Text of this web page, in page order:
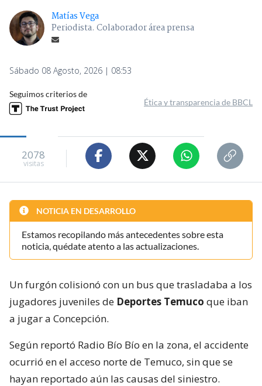
Matías Vega
Periodista. Colaborador área prensa
Sábado 08 Agosto, 2026 | 08:53
Seguimos criterios de
Ética y transparencia de BBCL
2078
visitas
NOTICIA EN DESARROLLO
Estamos recopilando más antecedentes sobre esta
noticia, quédate atento a las actualizaciones.
Un furgón colisionó con un bus que trasladaba a los
jugadores juveniles de Deportes Temuco que iban
a jugar a Concepción.
Según reportó Radio Bío Bío en la zona, el accidente
ocurrió en el acceso norte de Temuco, sin que se
hayan reportado aún las causas del siniestro.